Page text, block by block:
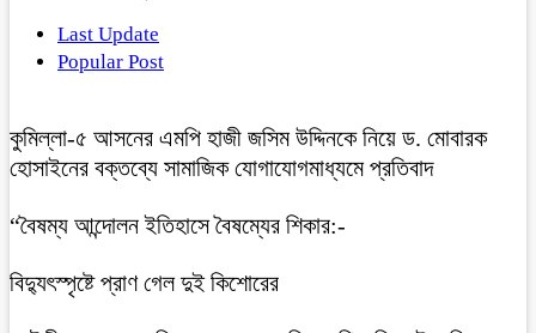
Last Update
Popular Post
কুমিল্লা-৫ আসনের এমপি হাজী জসিম উদ্দিনকে নিয়ে ড. মোবারক
হোসাইনের বক্তব্যে সামাজিক যোগাযোগমাধ্যমে প্রতিবাদ
“বৈষম্য আন্দোলন ইতিহাসে বৈষম্যের শিকার:-
বিদ্যুৎস্পৃষ্টে প্রাণ গেল দুই কিশোরের